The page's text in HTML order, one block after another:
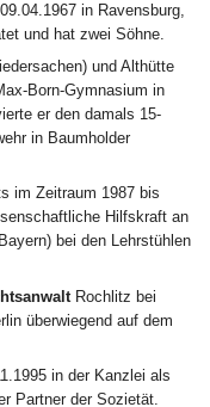
in Ravensburg,
und hat zwei Söhne.
und Althütte
Born-Gymnasium in
er den damals 15-
in Baumholder
im Zeitraum 1987 bis
Hilfskraft an
bei den Lehrstühlen
Rochlitz bei
überwiegend auf dem
in der Kanzlei als
Partner der Sozietät.